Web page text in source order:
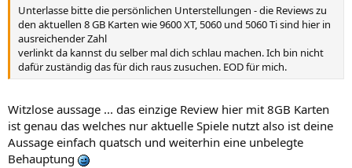
Unterlasse bitte die persönlichen Unterstellungen - die Reviews zu
den aktuellen 8 GB Karten wie 9600 XT, 5060 und 5060 Ti sind hier in
ausreichender Zahl
verlinkt da kannst du selber mal dich schlau machen. Ich bin nicht
dafür zuständig das für dich raus zusuchen. EOD für mich.
Witzlose aussage ... das einzige Review hier mit 8GB Karten
ist genau das welches nur aktuelle Spiele nutzt also ist deine
Aussage einfach quatsch und weiterhin eine unbelegte
Behauptung